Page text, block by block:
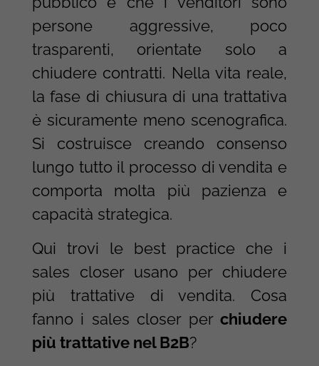
persone aggressive, poco
trasparenti, orientate solo a
chiudere contratti. Nella vita reale,
la fase di chiusura di una trattativa
è sicuramente meno scenografica.
Si costruisce creando consenso
lungo tutto il processo di vendita e
comporta molta più pazienza e
capacità strategica.
Qui trovi le best practice che i
sales closer usano per chiudere
più trattative di vendita. Cosa
fanno i sales closer perchiudere
più trattative nel B2B?